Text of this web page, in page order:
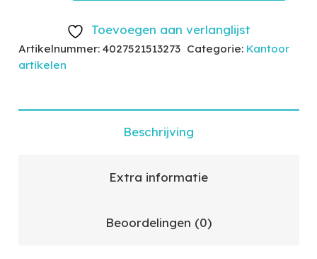
Toevoegen aan verlanglijst
Artikelnummer: 4027521513273 Categorie: Kantoor
artikelen
Beschrijving
Extra informatie
Beoordelingen (0)